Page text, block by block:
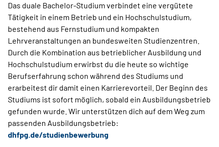
Das duale Bachelor-Studium verbindet eine vergütete
Tätigkeit in einem Betrieb und ein Hochschulstudium,
bestehend aus Fernstudium und kompakten
Lehrveranstaltungen an bundesweiten Studienzentren.
Durch die Kombination aus betrieblicher Ausbildung und
Hochschulstudium erwirbst du die heute so wichtige
Berufserfahrung schon während des Studiums und
erarbeitest dir damit einen Karrierevorteil. Der Beginn des
Studiums ist sofort möglich, sobald ein Ausbildungsbetrieb
gefunden wurde. Wir unterstützen dich auf dem Weg zum
passenden Ausbildungsbetrieb:
dhfpg.de/studienbewerbung